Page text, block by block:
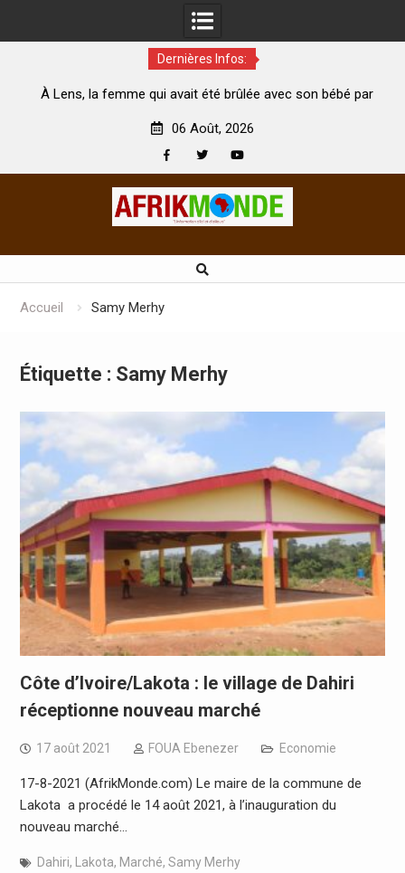
Dernières Infos:
avec son bébé par
Coopération: Le ministre Indien Kirti
06 Août, 2026
Accueil Samy Merhy
Étiquette : Samy Merhy
Côte d’Ivoire/Lakota : le village de Dahiri
réceptionne nouveau marché
17 août 2021 FOUA Ebenezer Economie
17-8-2021 (AfrikMonde.com) Le maire de la commune de
Lakota a procédé le 14 août 2021, à l’inauguration du
nouveau marché…
Dahiri, Lakota, Marché, Samy Merhy